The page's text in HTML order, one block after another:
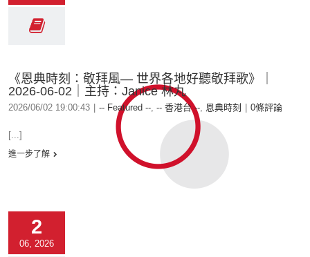
《恩典時刻：敬拜風— 世界各地好聽敬拜歌》｜
2026-06-02｜主持：Janice 林丸
2026/06/02 19:00:43 -- Featured --, -- 香港台 --, 恩典時刻 0條評論
[...]
進一步了解
2
06, 2026